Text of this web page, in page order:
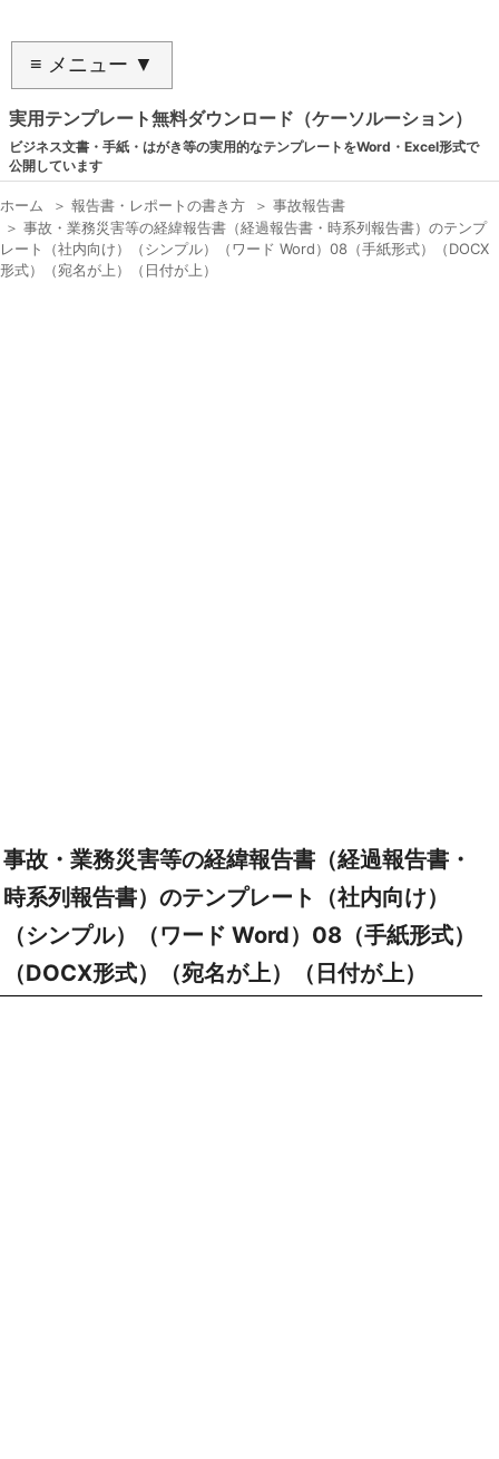
≡ メニュー ▼
実用テンプレート無料ダウンロード（ケーソルーション）
ビジネス文書・手紙・はがき等の実用的なテンプレートをWord・Excel形式で
公開しています
ホーム ＞ 報告書・レポートの書き方 ＞ 事故報告書
＞ 事故・業務災害等の経緯報告書（経過報告書・時系列報告書）のテンプ
レート（社内向け）（シンプル）（ワード Word）08（手紙形式）（DOCX
形式）（宛名が上）（日付が上）
事故・業務災害等の経緯報告書（経過報告書・
時系列報告書）のテンプレート（社内向け）
（シンプル）（ワード Word）08（手紙形式）
（DOCX形式）（宛名が上）（日付が上）